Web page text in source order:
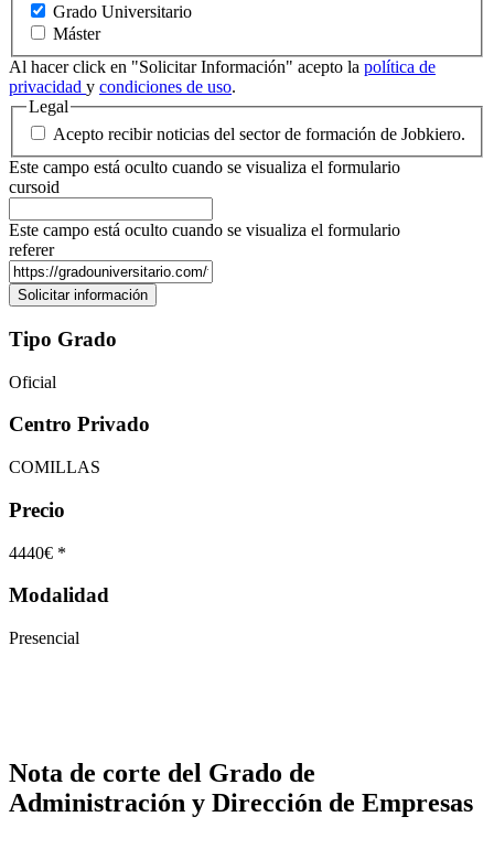
Grado Universitario
Máster
Al hacer click en "Solicitar Información" acepto la política de
privacidad y condiciones de uso.
Legal
Acepto recibir noticias del sector de formación de Jobkiero.
Este campo está oculto cuando se visualiza el formulario
cursoid
Este campo está oculto cuando se visualiza el formulario
referer
Tipo Grado
Oficial
Centro Privado
COMILLAS
Precio
4440€ *
Modalidad
Presencial
Nota de corte del Grado de
Administración y Dirección de Empresas